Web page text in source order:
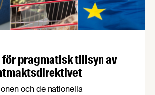
för pragmatisk tillsyn av
och de nationella